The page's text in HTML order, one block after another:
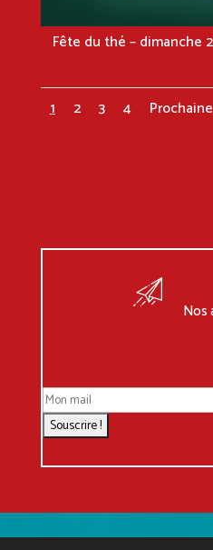
Fête du thé – dimanche
1 2 3 4 Prochaine
Nos